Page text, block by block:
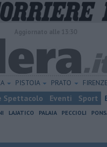
PISTOIA PRATO FIRENZE
Spettacolo Eventi Sport
LAJATICO PALAIA PECCIOLI